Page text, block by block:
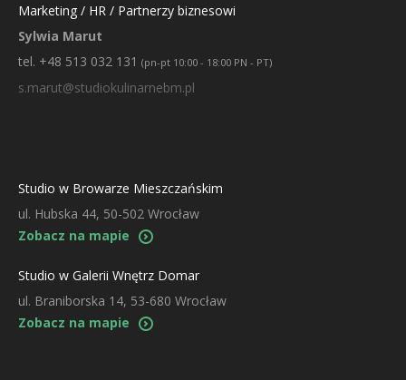
Marketing / HR / Partnerzy biznesowi
Sylwia Marut
tel. +48 513 032 131 (pn-pt 10:00 - 18:00 PN - PT)
s.marut@studiokulinarnebm.pl
Studio w Browarze Mieszczańskim
ul. Hubska 44, 50-502 Wrocław
Zobacz na mapie
Studio w Galerii Wnętrz Domar
ul. Braniborska 14, 53-680 Wrocław
Zobacz na mapie